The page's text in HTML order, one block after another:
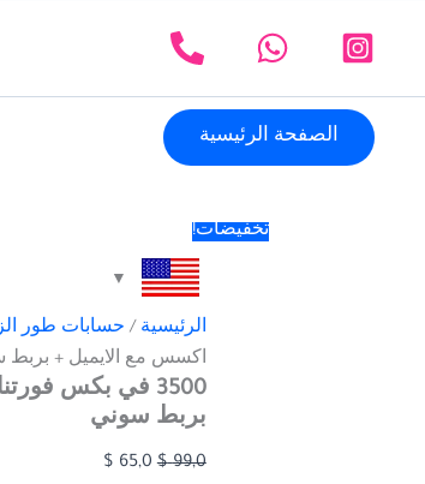
الصفحة الرئيسية
تخفيضات!
الرئيسية / حسابات طور
اكسس مع الايميل + بربط
3500 في بكس
بربط سوني
99,0
$
65,0
$
سوني